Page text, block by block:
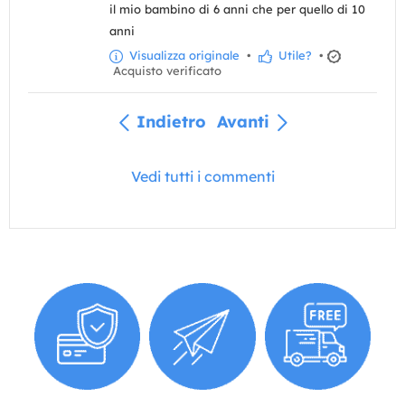
il mio bambino di 6 anni che per quello di 10
anni
Visualizza originale • Utile? •
Acquisto verificato
Indietro Avanti
Vedi tutti i commenti